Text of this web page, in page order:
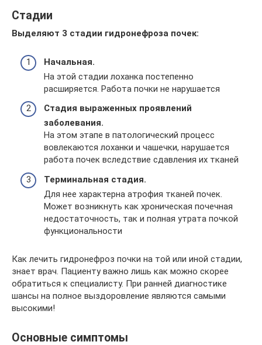
Стадии
Выделяют 3 стадии гидронефроза почек:
Начальная.
На этой стадии лоханка постепенно
расширяется. Работа почки не нарушается
Стадия выраженных проявлений
заболевания.
На этом этапе в патологический процесс
вовлекаются лоханки и чашечки, нарушается
работа почек вследствие сдавления их тканей
Терминальная стадия.
Для нее характерна атрофия тканей почек.
Может возникнуть как хроническая почечная
недостаточность, так и полная утрата почкой
функциональности
Как лечить гидронефроз почки на той или иной стадии,
знает врач. Пациенту важно лишь как можно скорее
обратиться к специалисту. При ранней диагностике
шансы на полное выздоровление являются самыми
высокими!
Основные симптомы